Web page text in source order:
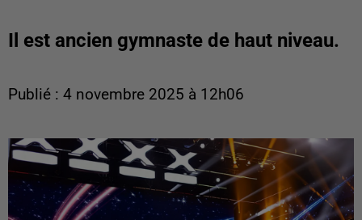
Il est ancien gymnaste de haut niveau.
Publié : 4 novembre 2025 à 12h06